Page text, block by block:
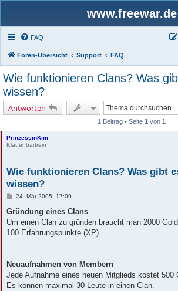
www.freewar.de
FAQ
Foren-Übersicht Support FAQ
Wie funktionieren Clans? Was
wissen?
Antworten
1 Beitrag • Seite 1 von 1
PrinzessinKim
Klauenbartrein
Wie funktionieren Clans? Was gibt
wissen?
B
i
r
a
24. Mär 2005, 17:09
Gründung eines Clans
Um einen Clan zu gründen braucht man 2000
100 Erfahrungspunkte (XP).
Neuaufnahmen von Membern
Jede Aufnahme eines neuen Mitglieds kostet 500
Es können maximal 30 Leute in einen Clan.